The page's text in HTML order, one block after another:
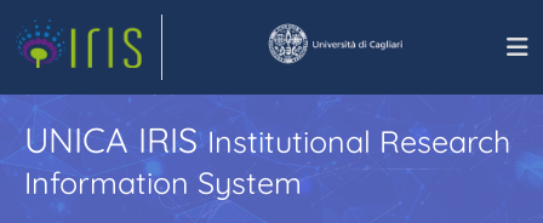
UNICA IRISInstitutional Research
Information System